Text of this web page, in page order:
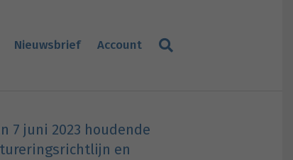
Nieuwsbrief Account
7 juni 2023 houdende
en